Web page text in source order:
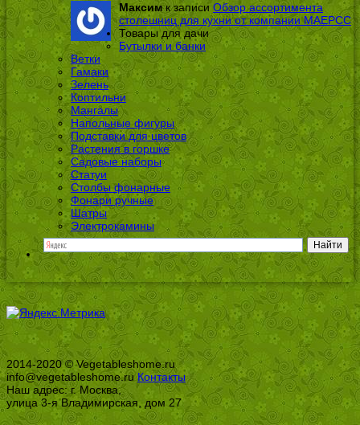
Максимк записи Обзор ассортимента
столешниц для кухни от компании МАЕРСС
Товары для дачи
Бутылки и банки
Ветки
Гамаки
Зелень
Коптильни
Мангалы
Напольные фигуры
Подставки для цветов
Растения в горшке
Садовые наборы
Статуи
Столбы фонарные
Фонари ручные
Шатры
Электрокамины
2014-2020 © Vegetableshome.ru
info@vegetableshome.ruКонтакты
Наш адрес: г. Москва,
улица 3-я Владимирская, дом 27